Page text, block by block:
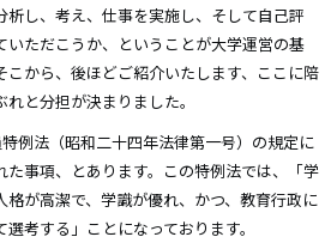
析し、考え、仕事を実施し、そして自己評
ただこうか、ということが大学運営の基
から、後ほどご紹介いたします、ここに陪
と分担が決まりました。
例法（昭和二十四年法律第一号）の規定に
た事項、とあります。この特例法では、「学
が高潔で、学識が優れ、かつ、教育行政に
考する」ことになっております。